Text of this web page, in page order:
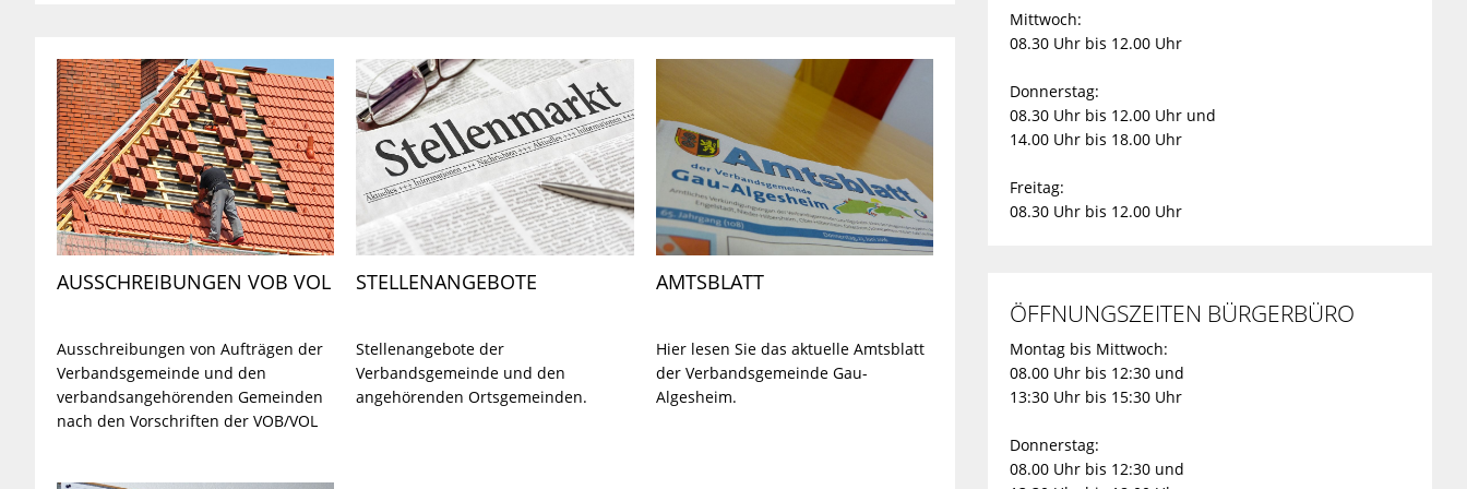
AUSSCHREIBUNGEN VOB VOL
Ausschreibungen von Aufträgen der
Verbandsgemeinde und den
verbandsangehörenden Gemeinden
nach den Vorschriften der VOB/VOL
STELLENANGEBOTE
Stellenangebote der
Verbandsgemeinde und den
angehörenden Ortsgemeinden.
AMTSBLATT
Hier lesen Sie das aktuelle Amtsblatt
der Verbandsgemeinde Gau-
Algesheim.
Mittwoch:
08.30 Uhr bis 12.00 Uhr
Donnerstag:
08.30 Uhr bis 12.00 Uhr und
14.00 Uhr bis 18.00 Uhr
Freitag:
08.30 Uhr bis 12.00 Uhr
ÖFFNUNGSZEITEN BÜRGERBÜRO
Montag bis Mittwoch:
08.00 Uhr bis 12:30 und
13:30 Uhr bis 15:30 Uhr
Donnerstag:
08.00 Uhr bis 12:30 und